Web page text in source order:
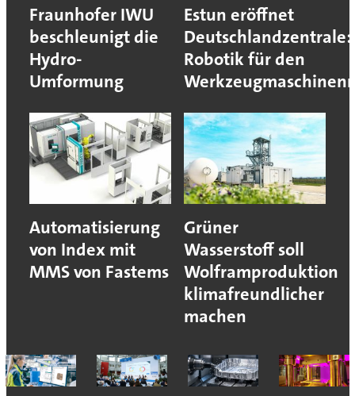
Fraunhofer IWU
beschleunigt die
Hydro-
Umformung
Estun eröffnet
Deutschlandzentrale:
Robotik für den
Automatisierung
von Index mit
MMS von Fastems
Grüner
Wasserstoff soll
Wolframproduktion
klimafreundlicher
machen